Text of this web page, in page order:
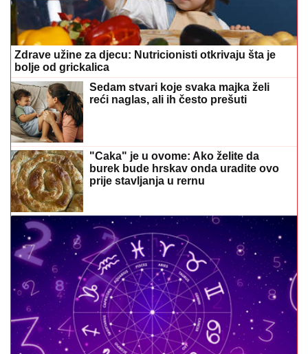
Zdrave užine za djecu: Nutricionisti otkrivaju šta je
bolje od grickalica
Sedam stvari koje svaka majka želi
reći naglas, ali ih često prešuti
"Caka" je u ovome: Ako želite da
burek bude hrskav onda uradite ovo
prije stavljanja u rernu